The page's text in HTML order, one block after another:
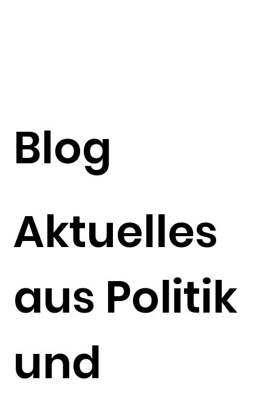
Blog
Aktuelles
aus Politik
und